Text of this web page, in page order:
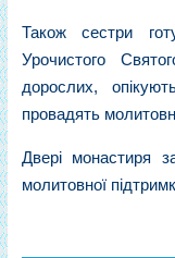
Також сестри
Урочистого
дорослих,
провадять
Двері монастиря
молитовної